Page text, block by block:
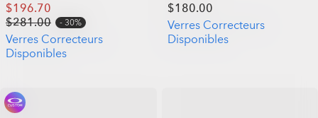
$196.70
$281.00
30%
Verres Correcteurs
Disponibles
$180.00
Verres Correcteurs
Disponibles